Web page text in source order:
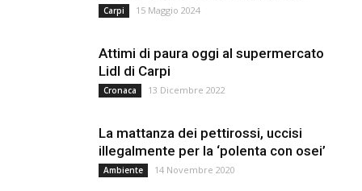
Carpi 15 Maggio 2024
Attimi di paura oggi al supermercato
Lidl di Carpi
Cronaca 13 Dicembre 2022
La mattanza dei pettirossi, uccisi
illegalmente per la ‘polenta con osei’
Ambiente 14 Novembre 2020